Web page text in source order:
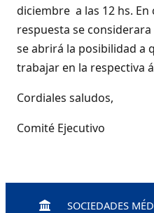
diciembre a las 12 hs.
respuesta se
se abrirá la posibilidad a
trabajar en la respectiva
Cordiales saludos,
Comité Ejecutivo
SOCIEDADES